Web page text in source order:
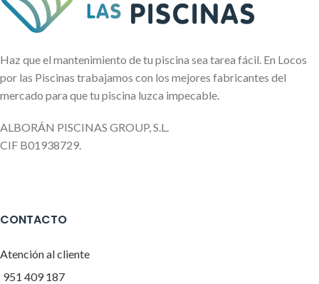
Haz que el mantenimiento de tu piscina sea tarea fácil. En Locos
por las Piscinas trabajamos con los mejores fabricantes del
mercado para que tu piscina luzca impecable.
ALBORÁN PISCINAS GROUP, S.L.
CIF B01938729.
CONTACTO
Atención al cliente
951 409 187